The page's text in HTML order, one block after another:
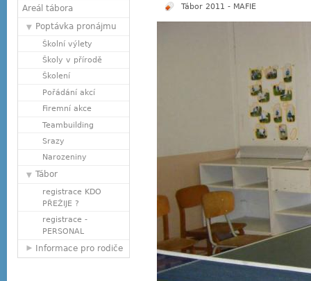
Areál tábora
Poptávka pronájmu
Školní výlety
Školy v přírodě
Školení
Pořádání akcí
Firemní akce
Teambuilding
Srazy
Narozeniny
Tábor
registrace KDO
PŘEŽIJE ?
registrace -
PERSONAL
Informace pro rodiče
Tábor 2011 - MAFIE